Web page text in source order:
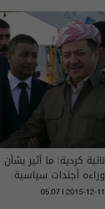
نائبة كردية: ما أثير
وراءه أجندات سياسية
05:07 | 2015-12-11